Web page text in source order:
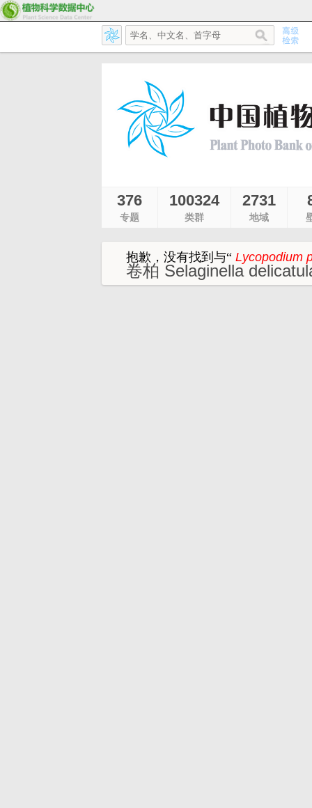
376
专题
100324
类群
2731
地域
抱歉，没有找到与“Lycopodium
卷柏 Selaginella